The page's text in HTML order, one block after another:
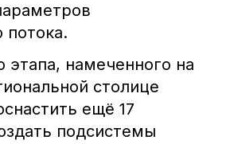
потока.
этапа, намеченного на
столице
ещё 17
подсистемы